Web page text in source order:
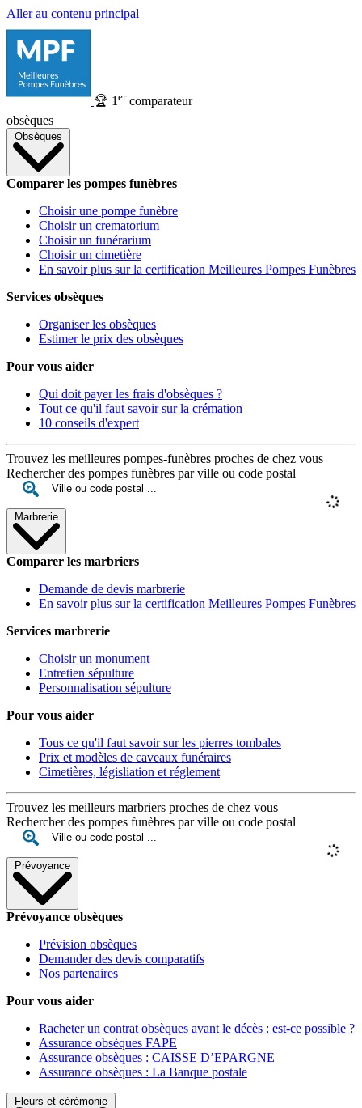
Aller au contenu principal
🏆 1 ercomparateur
obsèques
Obsèques
Comparer les pompes funèbres
Choisir une pompe funèbre
Choisir un crematorium
Choisir un funérarium
Choisir un cimetière
En savoir plus sur la certification Meilleures Pompes Funèbres
Services obsèques
Organiser les obsèques
Estimer le prix des obsèques
Pour vous aider
Qui doit payer les frais d'obsèques ?
Tout ce qu'il faut savoir sur la crémation
10 conseils d'expert
Trouvez les meilleures pompes-funèbres proches de chez vous
Rechercher des pompes funèbres par ville ou code postal
Marbrerie
Comparer les marbriers
Demande de devis marbrerie
En savoir plus sur la certification Meilleures Pompes Funèbres
Services marbrerie
Choisir un monument
Entretien sépulture
Personnalisation sépulture
Pour vous aider
Tous ce qu'il faut savoir sur les pierres tombales
Prix et modèles de caveaux funéraires
Cimetières, législiation et réglement
Trouvez les meilleurs marbriers proches de chez vous
Rechercher des pompes funèbres par ville ou code postal
Prévoyance
Prévoyance obsèques
Prévision obsèques
Demander des devis comparatifs
Nos partenaires
Pour vous aider
Racheter un contrat obsèques avant le décès : est-ce possible ?
Assurance obsèques FAPE
Assurance obsèques : CAISSE D’EPARGNE
Assurance obsèques : La Banque postale
Fleurs et cérémonie